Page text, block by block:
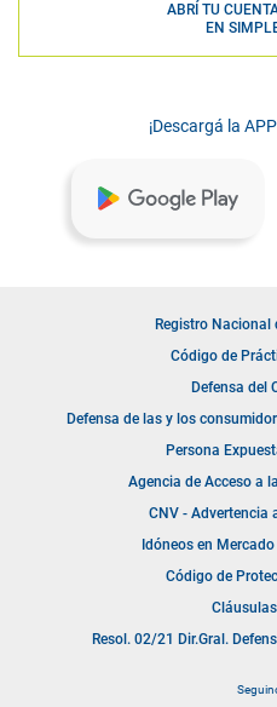
ABRÍ TU
EN
¡Descargá la
Registro Nacional
Código de
Defensa del
Defensa de las y los
Persona
Agencia de Acceso a
CNV - Advertencia
Idóneos en
Código de
Resol. 02/21 Dir.Gral.